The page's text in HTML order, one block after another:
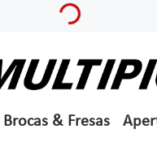
Loading...
Brocas & Fresas